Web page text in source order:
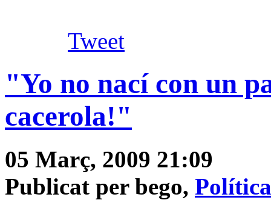
Tweet
"Yo no nací con un
cacerola!"
05 Març, 2009 21:09
Publicat per bego,